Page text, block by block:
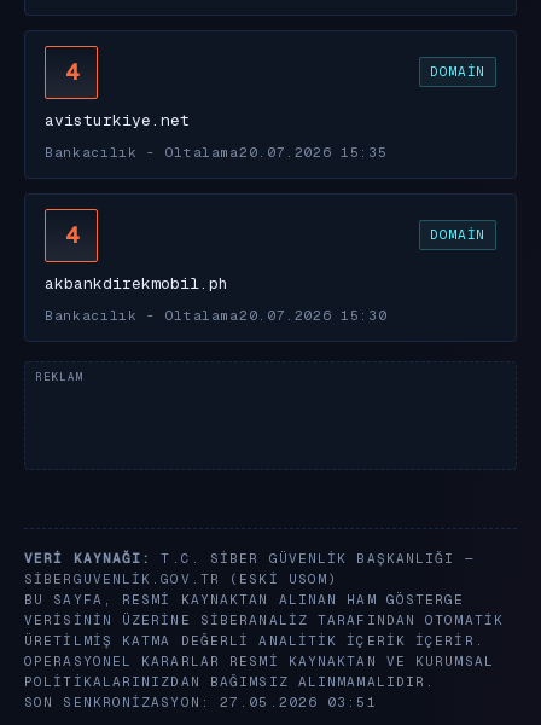
4 DOMAIN
avisturkiye.net
Bankacılık - Oltalama20.07.2026 15:35
4 DOMAIN
akbankdirekmobil.ph
Bankacılık - Oltalama20.07.2026 15:30
VERI KAYNAĞI:
T.C. SIBER GÜVENLIK BAŞKANLIĞI —
SIBERGUVENLIK.GOV.TR
(ESKI USOM)
BU SAYFA, RESMI KAYNAKTAN ALINAN HAM GÖSTERGE
VERISININ ÜZERINE SIBERANALIZ TARAFINDAN OTOMATIK
ÜRETILMIŞ KATMA DEĞERLI ANALITIK IÇERIK IÇERIR.
OPERASYONEL KARARLAR RESMI KAYNAKTAN VE KURUMSAL
POLITIKALARINIZDAN BAĞIMSIZ ALINMAMALIDIR.
SON SENKRONIZASYON: 27.05.2026 03:51